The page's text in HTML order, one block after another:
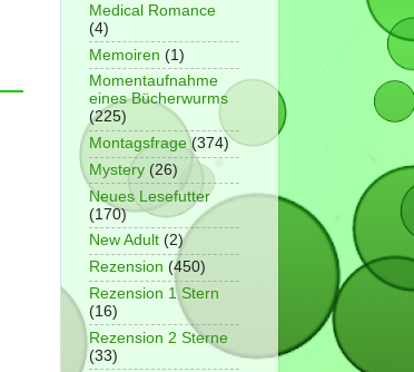
Medical Romance
(4)
Memoiren (1)
Momentaufnahme
eines Bücherwurms
(225)
Montagsfrage (374)
Mystery (26)
Neues Lesefutter
(170)
New Adult (2)
Rezension (450)
Rezension 1 Stern
(16)
Rezension 2 Sterne
(33)